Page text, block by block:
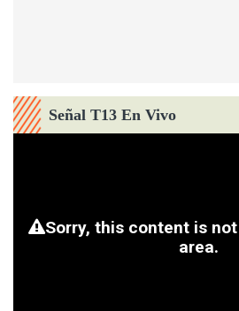
Señal T13 En Vivo